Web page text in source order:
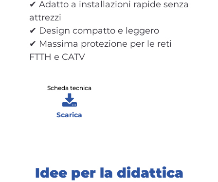
✔ Adatto a installazioni rapide senza
attrezzi
✔ Design compatto e leggero
✔ Massima protezione per le reti
FTTH e CATV
Scheda tecnica
Scarica
Idee per la didattica